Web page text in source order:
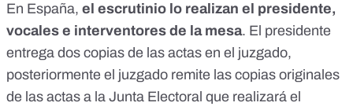
En España, el escrutinio lo realizan el presidente,
vocales e interventores de la mesa. El presidente
entrega dos copias de las actas en el juzgado,
posteriormente el juzgado remite las copias originales
de las actas a la Junta Electoral que realizará el